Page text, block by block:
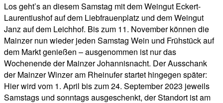
Los geht’s an diesem Samstag mit dem Weingut Eckert-
Laurentiushof auf dem Liebfrauenplatz und dem Weingut
Janz auf dem Leichhof. Bis zum 11. November können die
Mainzer nun wieder jeden Samstag Wein und Frühstück auf
dem Markt genießen – ausgenommen ist nur das
Wochenende der Mainzer Johannisnacht. Der Ausschank
der Mainzer Winzer am Rheinufer startet hingegen später:
Hier wird vom 1. April bis zum 24. September 2023 jeweils
Samstags und sonntags ausgeschenkt, der Standort ist am